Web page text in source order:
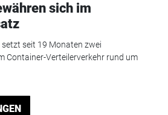
sich im
seit 19 Monaten zwei
Container-Verteilerverkehr rund um